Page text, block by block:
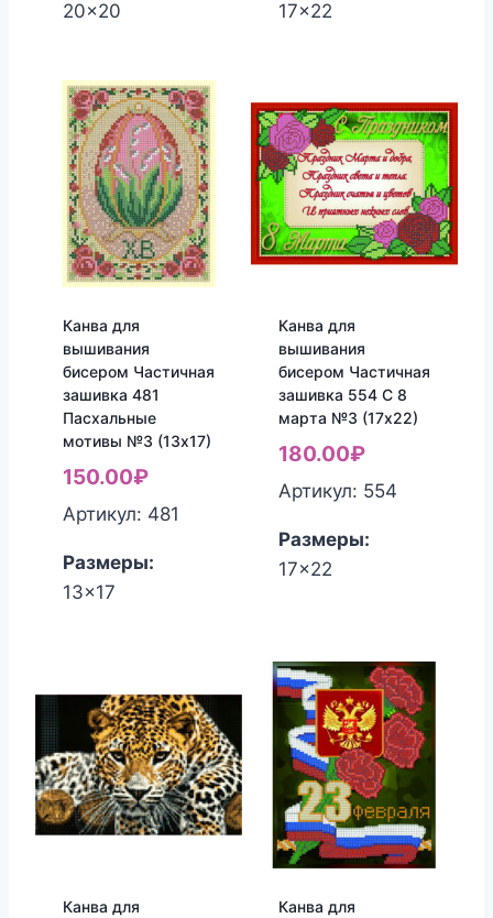
20x20 17x22
Канва для
вышивания
бисером Частичная
зашивка 481
Пасхальные
мотивы №3 (13х17)
150.00₽
Артикул: 481
Размеры:
13x17
Канва для
вышивания
бисером Частичная
зашивка 554 С 8
марта №3 (17х22)
180.00₽
Артикул: 554
Размеры:
17x22
Канва для
Канва для